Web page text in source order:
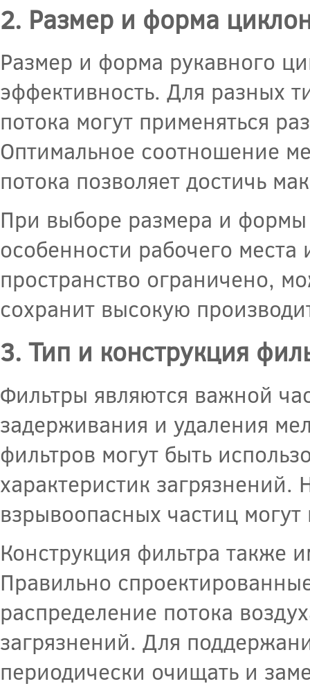
2. Размер и форма
Размер и форма рукавного
эффективность. Для разных
потока могут применяться
Оптимальное соотношение
потока позволяет достичь
При выборе размера и
особенности рабочего
пространство ограничено,
сохранит высокую
3. Тип и конструкция
Фильтры являются важной
задерживания и удаления
фильтров могут быть
характеристик
взрывоопасных частиц
Конструкция фильтра также
Правильно
распределение потока
загрязнений. Для
периодически очищать и